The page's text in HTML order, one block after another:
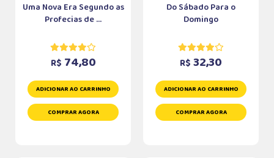
Uma Nova Era Segundo as
Profecias de ...
R$ 74,80
ADICIONAR AO CARRINHO
COMPRAR AGORA
Do Sábado Para o
Domingo
R$ 32,30
ADICIONAR AO CARRINHO
COMPRAR AGORA